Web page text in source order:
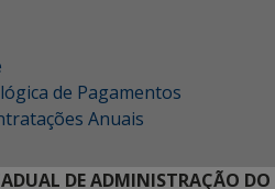
de Pagamentos
Anuais
DE ADMINISTRAÇÃO